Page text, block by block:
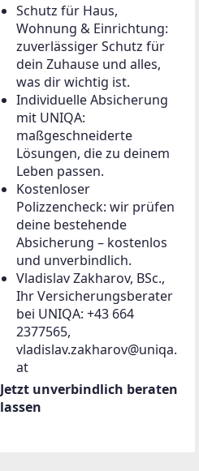
Schutz für Haus,
Wohnung & Einrichtung:
zuverlässiger Schutz für
dein Zuhause und alles,
was dir wichtig ist.
Individuelle Absicherung
mit UNIQA:
maßgeschneiderte
Lösungen, die zu deinem
Leben passen.
Kostenloser
Polizzencheck: wir prüfen
deine bestehende
Absicherung – kostenlos
und unverbindlich.
Vladislav Zakharov, BSc.,
Ihr Versicherungsberater
bei UNIQA: +43 664
2377565,
vladislav.zakharov@uniqa.
at
Jetzt unverbindlich beraten
lassen